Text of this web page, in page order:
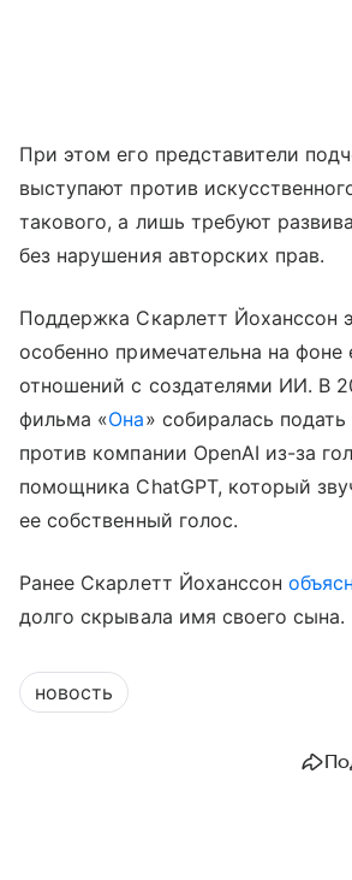
При этом его представители
выступают против
такового, а лишь требуют
без нарушения авторских прав.
Поддержка Скарлетт Йоханссон
особенно примечательна на
отношений с создателями ИИ. В
фильма «Она» собиралась
против компании OpenAI из-за
помощника ChatGPT, который
ее собственный голос.
Ранее Скарлетт Йоханссон
долго скрывала имя своего сына.
новость